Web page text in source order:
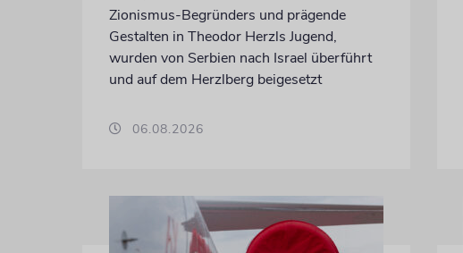
Zionismus-Begründers und prägende
Gestalten in Theodor Herzls Jugend,
wurden von Serbien nach Israel überführt
und auf dem Herzlberg beigesetzt
06.08.2026